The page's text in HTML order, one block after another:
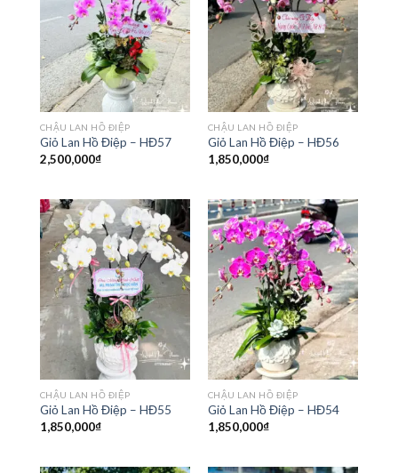
CHẬU LAN HỒ ĐIỆP
Giỏ Lan Hồ Điệp – HĐ57
2,500,000₫
CHẬU LAN HỒ ĐIỆP
Giỏ Lan Hồ Điệp – HĐ56
1,850,000₫
CHẬU LAN HỒ ĐIỆP
Giỏ Lan Hồ Điệp – HĐ55
1,850,000₫
CHẬU LAN HỒ ĐIỆP
Giỏ Lan Hồ Điệp – HĐ54
1,850,000₫